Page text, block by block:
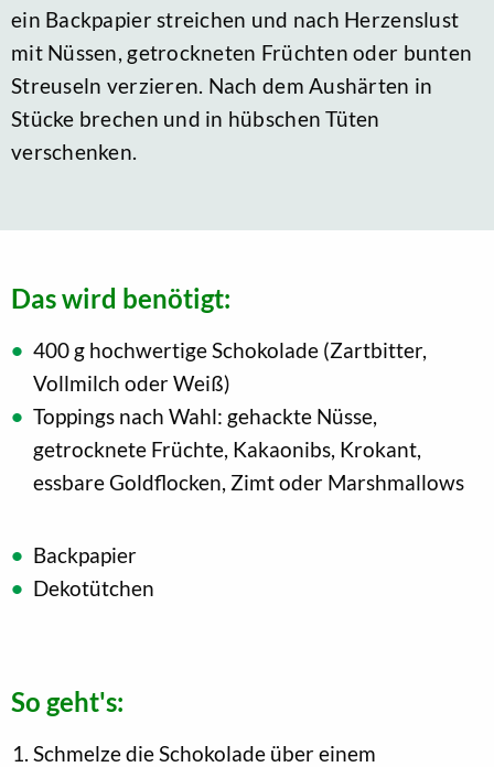
ein Backpapier streichen und nach Herzenslust
mit Nüssen, getrockneten Früchten oder bunten
Streuseln verzieren. Nach dem Aushärten in
Stücke brechen und in hübschen Tüten
verschenken.
Das wird benötigt:
400 g hochwertige Schokolade (Zartbitter,
Vollmilch oder Weiß)
Toppings nach Wahl: gehackte Nüsse,
getrocknete Früchte, Kakaonibs, Krokant,
essbare Goldflocken, Zimt oder Marshmallows
Backpapier
Dekotütchen
So geht's:
Schmelze die Schokolade über einem